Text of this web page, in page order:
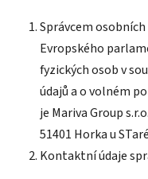
Správcem
Evropského
fyzických osob v
údajů a o volném
je Mariva Group
51401 Horka u
Kontaktní údaje